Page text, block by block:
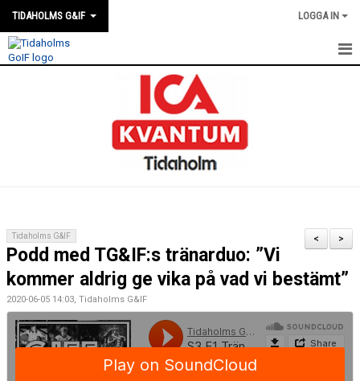
TIDAHOLMS G&IF LOGGA IN
FÖRENINGEN
GAMLA GIFFS TORSDAGSTRÄFFAR
>
<
Tidaholms G&IF
Podd med TG&IF:s tränarduo: ”Vi
kommer aldrig ge vika på vad vi bestämt”
2020-06-05 14:03, Tidaholms G&IF